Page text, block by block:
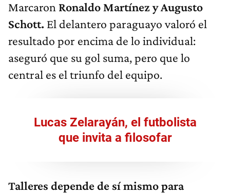
Marcaron Ronaldo Martínez y Augusto
Schott. El delantero paraguayo valoró el
resultado por encima de lo individual:
aseguró que su gol suma, pero que lo
central es el triunfo del equipo.
Lucas Zelarayán, el futbolista
que invita a filosofar
Talleres depende de sí mismo para